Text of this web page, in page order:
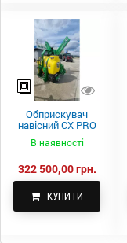
Обприскувач
навісний CX PRO
В наявності
322 500,00 грн.
КУПИТИ